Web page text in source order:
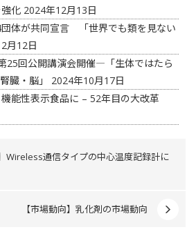
化 2024年12月13日
体が共同宣言 「世界でも類を見ない
月12日
25回公開講演会開催―「生体ではたら
臓・脳」
2024年10月17日
能性表示食品に – 52年目の大改革
Wireless通信タイプの中心温度記録計に
【市場動向】乳化剤の市場動向